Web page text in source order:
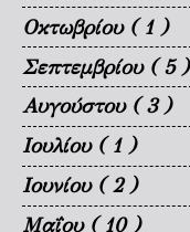
Οκτωβρίου ( 1 )
Σεπτεμβρίου ( 5 )
Αυγούστου ( 3 )
Ιουλίου ( 1 )
Ιουνίου ( 2 )
Μαΐου ( 10 )